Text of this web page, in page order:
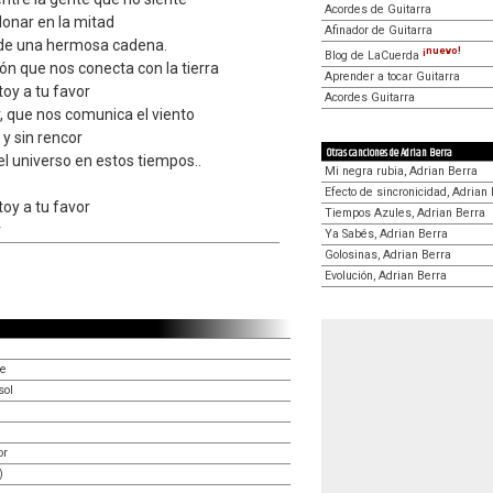
en la mitad
una hermosa cadena.
que nos conecta con la tierra
a tu favor
que nos comunica el viento
sin rencor
universo en estos tiempos..
a tu favor
Acordes de Guitarra
Afinador de Guitarra
Blog de LaCuerda ¡nuevo!
Aprender a tocar Guitarra
Acordes Guitarra
Otras canciones de Adrian Berra
Mi negra rubia, Adrian Berra
Efecto de sincronicidad, Adrian
Tiempos Azules, Adrian Berra
Ya Sabés, Adrian Berra
Golosinas, Adrian Berra
Evolución, Adrian Berra